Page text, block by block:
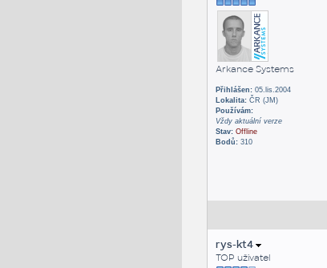
Arkance Systems
Přihlášen:05.lis.2004
Lokalita:ČR (JM)
Používám:
Vždy aktuální verze
Stav: Offline
Bodů:310
rys-kt4
TOP uživatel